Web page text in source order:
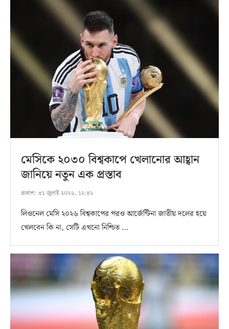
মেসিকে ২০৩০ বিশ্বকাপে খেলানোর আহ্বান
জানিয়ে নতুন এক প্রস্তাব
প্রকাশ: ৩১ জুলাই ২০২৬, ১২:৪২
লিওনেল মেসি ২০২৬ বিশ্বকাপের পরও আর্জেন্টিনা জাতীয় দলের হয়ে
খেলবেন কি না, সেটি এখনো নিশ্চিত …